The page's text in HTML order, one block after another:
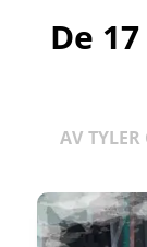
De
AV